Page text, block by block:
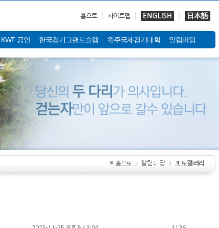
홈으로 사이트맵 ENGLISH 日本語
KWF 공인 한국걷기그랜드슬램 원주국제걷기대회 알림마당
참여마당